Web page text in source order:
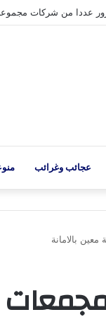
العسكرية النوعية
عجائب وغرائب
بالامانة